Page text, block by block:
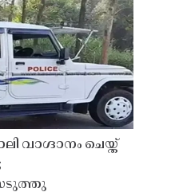
വാഗ്ദാനം ചെയ്ത്